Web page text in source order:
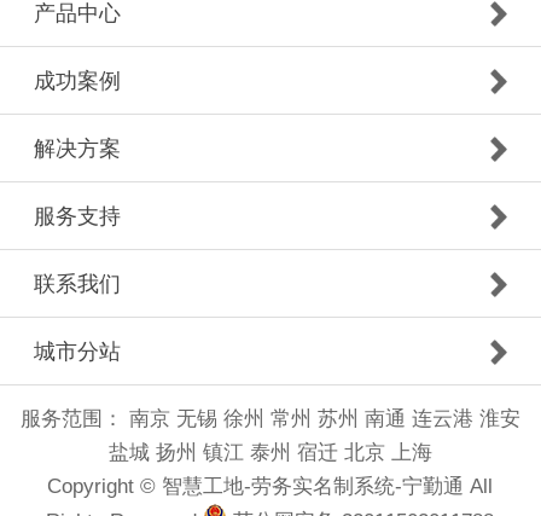
产品中心
成功案例
解决方案
服务支持
联系我们
城市分站
服务范围： 南京 无锡 徐州 常州 苏州 南通 连云港 淮安
盐城 扬州 镇江 泰州 宿迁 北京 上海
Copyright © 智慧工地-劳务实名制系统-宁勤通 All